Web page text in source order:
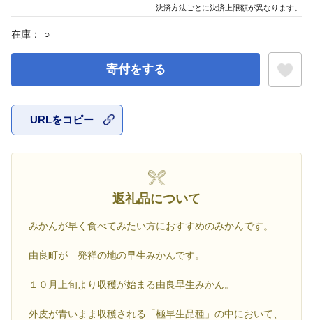
在庫： ○
寄付をする
URLをコピー
返礼品について
みかんが早く食べてみたい方におすすめのみかんです。
由良町が 発祥の地の早生みかんです。
１０月上旬より収穫が始まる由良早生みかん。
外皮が青いまま収穫される「極早生品種」の中において、
決済方法ごとに決済上限額が異なります。